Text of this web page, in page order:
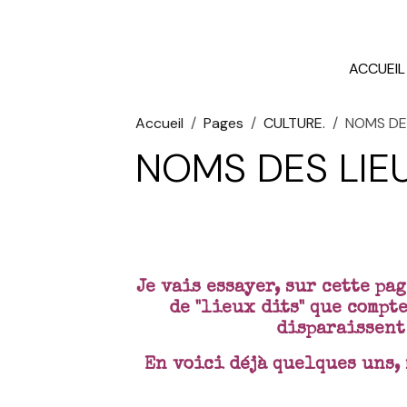
ACCUEIL
Accueil Pages CULTURE. NOMS
NOMS DES
Je vais essayer, sur cette
de "lieux dits" que
disparaissent
En voici déjà quelques uns,